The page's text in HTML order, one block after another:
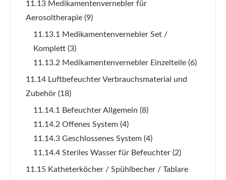
11.13 Medikamentenvernebler für
Aerosoltherapie (9)
11.13.1 Medikamentenvernebler Set /
Komplett (3)
11.13.2 Medikamentenvernebler Einzelteile (6)
11.14 Luftbefeuchter Verbrauchsmaterial und
Zubehör (18)
11.14.1 Befeuchter Allgemein (8)
11.14.2 Offenes System (4)
11.14.3 Geschlossenes System (4)
11.14.4 Steriles Wasser für Befeuchter (2)
11.15 Katheterköcher / Spühlbecher / Tablare